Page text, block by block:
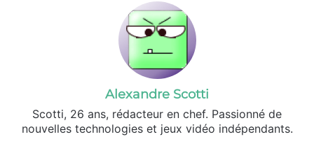
Alexandre Scotti
Scotti, 26 ans, rédacteur en chef. Passionné de
nouvelles technologies et jeux vidéo indépendants.